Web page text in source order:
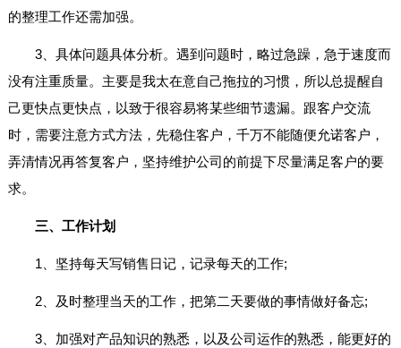
的整理工作还需加强。
3、具体问题具体分析。遇到问题时，略过急躁，急于速度而
没有注重质量。主要是我太在意自己拖拉的习惯，所以总提醒自
己更快点更快点，以致于很容易将某些细节遗漏。跟客户交流
时，需要注意方式方法，先稳住客户，千万不能随便允诺客户，
弄清情况再答复客户，坚持维护公司的前提下尽量满足客户的要
求。
三、工作计划
1、坚持每天写销售日记，记录每天的工作;
2、及时整理当天的工作，把第二天要做的事情做好备忘;
3、加强对产品知识的熟悉，以及公司运作的熟悉，能更好的